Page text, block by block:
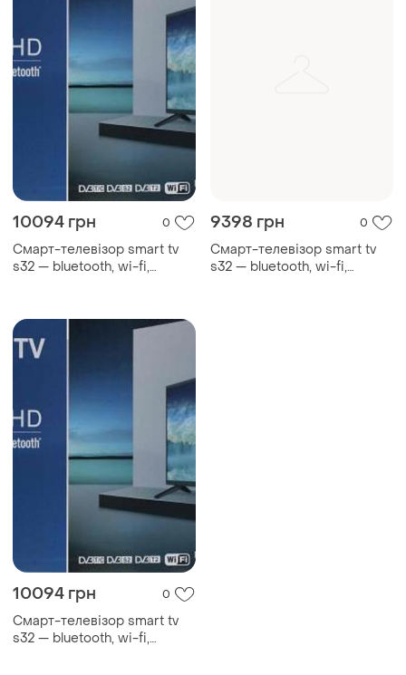
10094 грн 0
Смарт-телевізор smart tv
s32 — bluetooth, wi-fi,
9398 грн 0
Смарт-телевізор smart tv
s32 — bluetooth, wi-fi,
10094 грн 0
Смарт-телевізор smart tv
s32 — bluetooth, wi-fi,